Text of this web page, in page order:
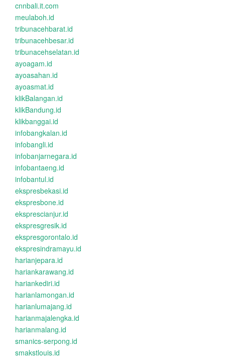
cnnbali.it.com
meulaboh.id
tribunacehbarat.id
tribunacehbesar.id
tribunacehselatan.id
ayoagam.id
ayoasahan.id
ayoasmat.id
klikBalangan.id
klikBandung.id
klikbanggai.id
infobangkalan.id
infobangli.id
infobanjarnegara.id
infobantaeng.id
infobantul.id
ekspresbekasi.id
ekspresbone.id
eksprescianjur.id
ekspresgresik.id
ekspresgorontalo.id
ekspresindramayu.id
harianjepara.id
hariankarawang.id
hariankediri.id
harianlamongan.id
harianlumajang.id
harianmajalengka.id
harianmalang.id
smanics-serpong.id
smakstlouis.id